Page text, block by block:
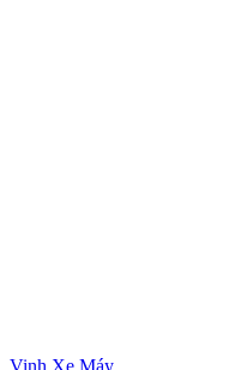
Vinh Xe Máy